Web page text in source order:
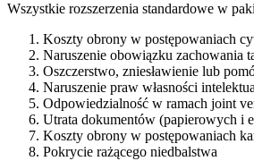
Wszystkie rozszerzenia standardowe w
Koszty obrony w postępowaniach
Naruszenie obowiązku zachowania
Oszczerstwo, zniesławienie lub
Naruszenie praw własności
Odpowiedzialność w ramach joint
Utrata dokumentów (papierowych i
Koszty obrony w postępowaniach
Pokrycie rażącego niedbalstwa